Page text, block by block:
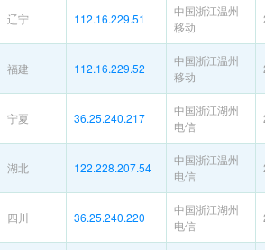
辽宁 112.16.229.51
中国浙江温州
移动
福建 112.16.229.52
中国浙江温州
移动
宁夏 36.25.240.217
中国浙江湖州
电信
湖北 122.228.207.54
中国浙江温州
电信
四川 36.25.240.220
中国浙江湖州
电信